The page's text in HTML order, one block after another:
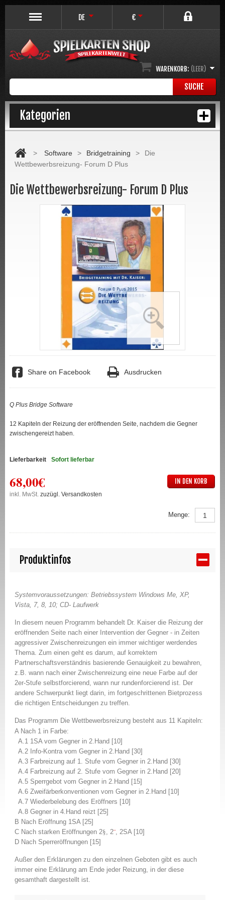
DE €
SUCHE
WARENKORB: (LEER)
Kategorien
> Software > Bridgetraining >
Die
Wettbewerbsreizung- Forum D Plus
Die Wettbewerbsreizung- Forum D Plus
Share on Facebook Ausdrucken
Q Plus Bridge Software
12 Kapiteln der Reizung der eröffnenden Seite, nachdem die Gegner
zwischengereizt haben.
Lieferbarkeit Sofort lieferbar
68,00€
inkl. MwSt.zuzügl. Versandkosten
IN DEN KORB
Menge:
Produktinfos
Systemvoraussetzungen: Betriebssystem Windows Me, XP,
Vista, 7, 8, 10; CD- Laufwerk
In diesem neuen Programm behandelt Dr. Kaiser die Reizung der
eröffnenden Seite nach einer Intervention der Gegner - in Zeiten
aggressiver Zwischenreizungen ein immer wichtiger werdendes
Thema. Zum einen geht es darum, auf korrektem
Partnerschaftsverständnis basierende Genauigkeit zu bewahren,
z.B. wann nach einer Zwischenreizung eine neue Farbe auf der
2er-Stufe selbstforcierend, wann nur rundenforcierend ist. Der
andere Schwerpunkt liegt darin, im fortgeschrittenen Bietprozess
die richtigen Entscheidungen zu treffen.
Das Programm Die Wettbewerbsreizung besteht aus 11 Kapiteln:
A Nach 1 in Farbe:
A.1 1SA vom Gegner in 2.Hand [10]
A.2 Info-Kontra vom Gegner in 2.Hand [30]
A.3 Farbreizung auf 1. Stufe vom Gegner in 2.Hand [30]
A.4 Farbreizung auf 2. Stufe vom Gegner in 2.Hand [20]
A.5 Sperrgebot vom Gegner in 2.Hand [15]
A.6 Zweifärberkonventionen vom Gegner in 2.Hand [10]
A.7 Wiederbelebung des Eröffners [10]
A.8 Gegner in 4.Hand reizt [25]
B Nach Eröffnung 1SA [25]
C Nach starken Eröffnungen 2§, 2¨, 2SA [10]
D Nach Sperreröffnungen [15]
Außer den Erklärungen zu den einzelnen Geboten gibt es auch
immer eine Erklärung am Ende jeder Reizung, in der diese
gesamthaft dargestellt ist.